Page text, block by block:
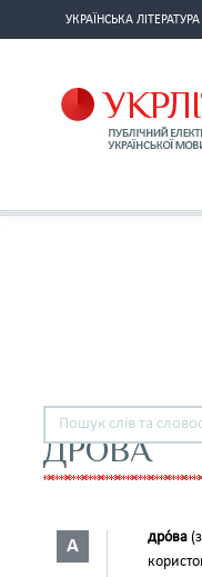
УКРАЇНСЬКА ЛІТЕРАТУРА
ДРОВА
А дро́ва